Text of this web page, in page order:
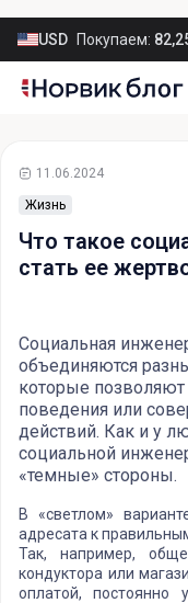
USD Покупаем:
Жизнь
11.06.2024
Что такое
стать ее
Социальная
объединяются
которые
поведения или
действий. Как и у
социальной
«темные» стороны.
В «светлом»
адресата к
Так, например,
кондуктора или
оплатой, постоянно